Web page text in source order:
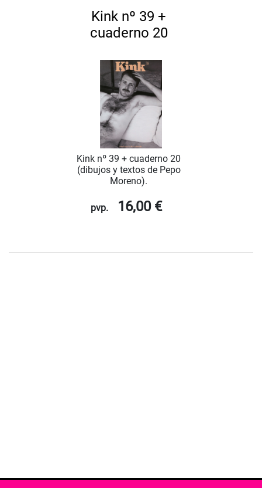
Kink nº 39 +
cuaderno 20
Kink nº 39 + cuaderno 20
(dibujos y textos de Pepo
Moreno).
pvp. 16,00 €